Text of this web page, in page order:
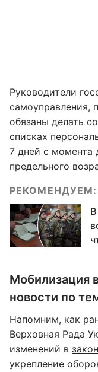
Руководители
самоуправления,
обязаны делать
списках
7 дней с момента
предельного
РЕКОМЕНДУЕМ:
Мобилизация
новости по
Напомним, как
Верховная Рада
изменений в
укрепление